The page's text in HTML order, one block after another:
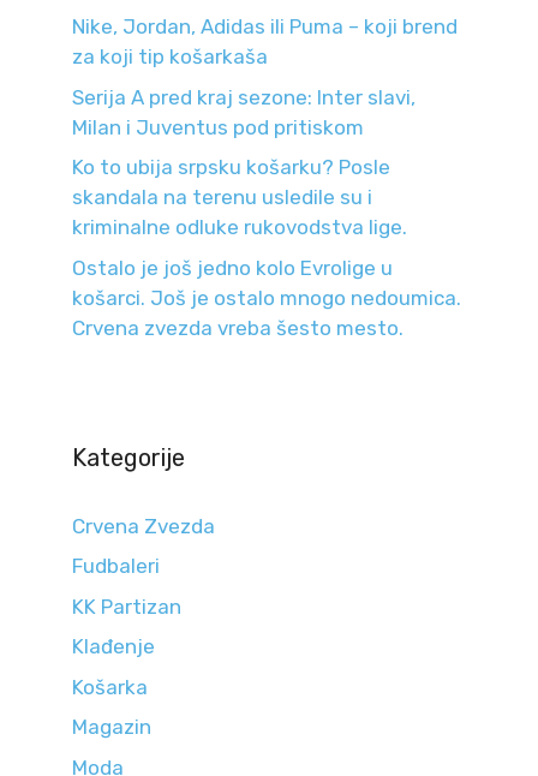
Nike, Jordan, Adidas ili Puma – koji brend
za koji tip košarkaša
Serija A pred kraj sezone: Inter slavi,
Milan i Juventus pod pritiskom
Ko to ubija srpsku košarku? Posle
skandala na terenu usledile su i
kriminalne odluke rukovodstva lige.
Ostalo je još jedno kolo Evrolige u
košarci. Još je ostalo mnogo nedoumica.
Crvena zvezda vreba šesto mesto.
Kategorije
Crvena Zvezda
Fudbaleri
KK Partizan
Klađenje
Košarka
Magazin
Moda